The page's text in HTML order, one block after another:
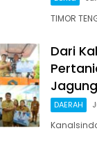
TIMOR
Dari
Jagung
DAERAH